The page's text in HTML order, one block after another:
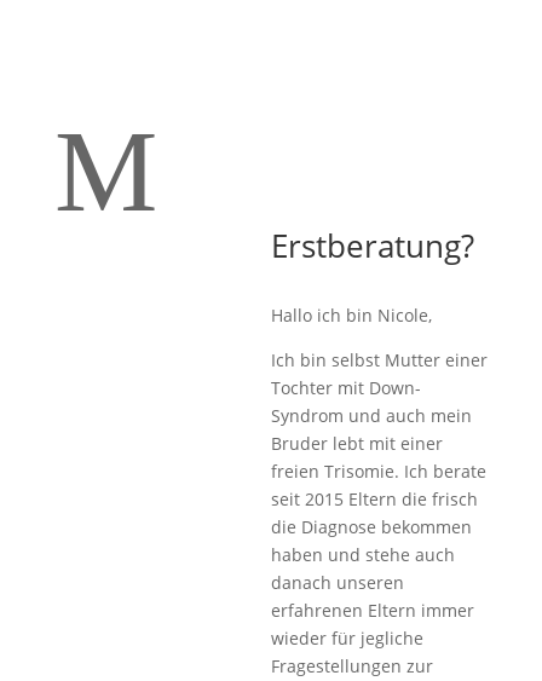
M
Erstberatung?
Hallo ich bin Nicole,
Ich bin selbst Mutter einer
Tochter mit Down-
Syndrom und auch mein
Bruder lebt mit einer
freien Trisomie. Ich berate
seit 2015 Eltern die frisch
die Diagnose bekommen
haben und stehe auch
danach unseren
erfahrenen Eltern immer
wieder für jegliche
Fragestellungen zur